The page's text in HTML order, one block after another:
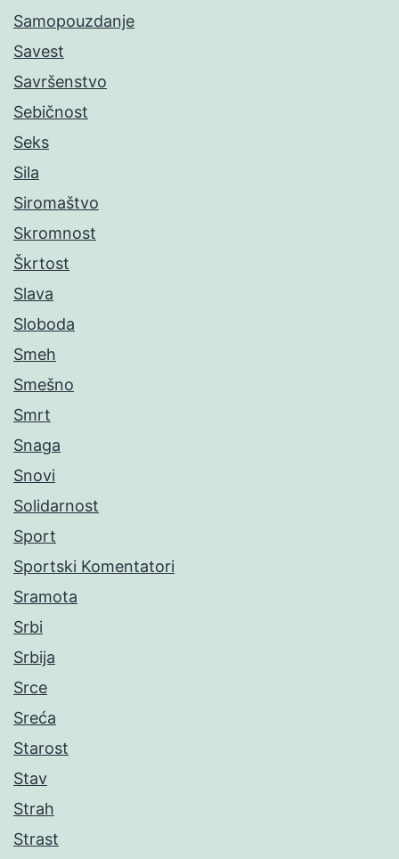
Samopouzdanje
Savest
Savršenstvo
Sebičnost
Seks
Sila
Siromaštvo
Skromnost
Škrtost
Slava
Sloboda
Smeh
Smešno
Smrt
Snaga
Snovi
Solidarnost
Sport
Sportski Komentatori
Sramota
Srbi
Srbija
Srce
Sreća
Starost
Stav
Strah
Strast